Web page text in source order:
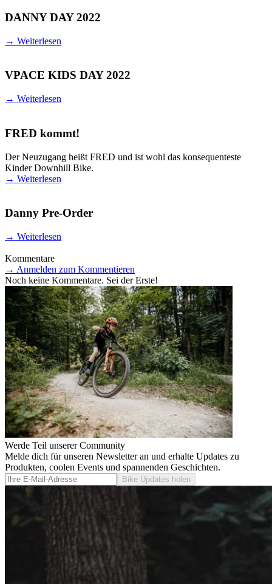
DANNY DAY 2022
→ Weiterlesen
VPACE KIDS DAY 2022
→ Weiterlesen
FRED kommt!
Der Neuzugang heißt FRED und ist wohl das konsequenteste
Kinder Downhill Bike.
→ Weiterlesen
Danny Pre-Order
→ Weiterlesen
Kommentare
→ Anmelden zum Kommentieren
Noch keine Kommentare. Sei der Erste!
Werde Teil unserer Community
Melde dich für unseren Newsletter an und erhalte Updates zu
Produkten, coolen Events und spannenden Geschichten.
Bike Updates holen